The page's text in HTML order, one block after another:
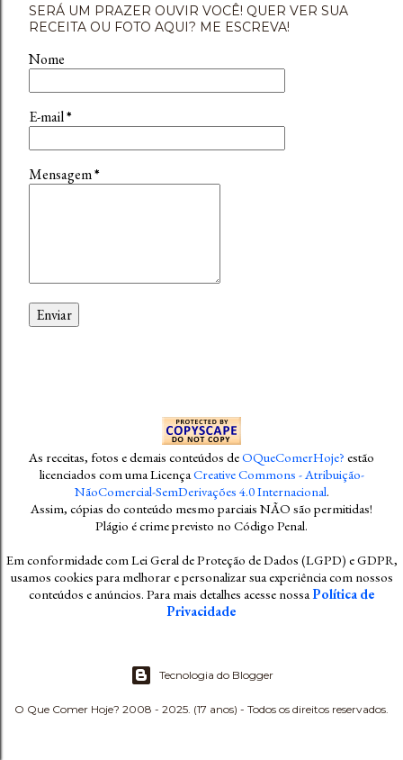
SERÁ UM PRAZER OUVIR VOCÊ! QUER VER SUA
RECEITA OU FOTO AQUI? ME ESCREVA!
Nome
E-mail*
Mensagem*
As receitas, fotos e demais conteúdos deOQueComerHoje? estão
licenciados com uma LicençaCreative Commons - Atribuição-
NãoComercial-SemDerivações 4.0 Internacional.
Assim, cópias do conteúdo mesmo parciais NÃO são permitidas!
Plágio é crime previsto no Código Penal.
Em conformidade com Lei Geral de Proteção de Dados (LGPD) e GDPR,
usamos cookies para melhorar e personalizar sua experiência com nossos
conteúdos e anúncios. Para mais detalhes acesse nossaPolítica de
Privacidade
Tecnologia do Blogger
O Que Comer Hoje? 2008 - 2025. (17 anos) - Todos os direitos reservados.